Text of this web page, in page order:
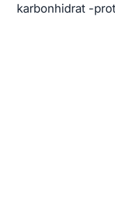
karbonhidrat -